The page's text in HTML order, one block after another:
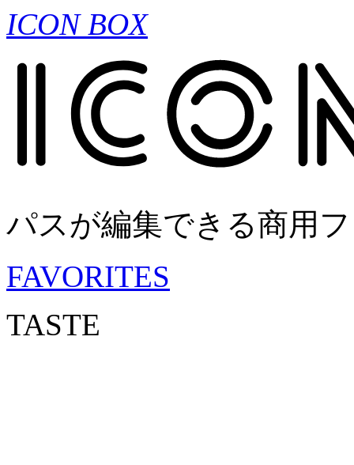
ICON BOX
パスが編集できる商用
FAVORITES
TASTE